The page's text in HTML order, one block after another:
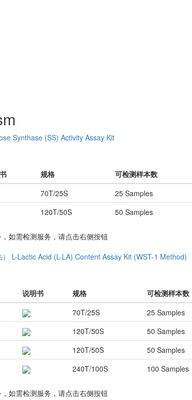
Synthase (SS) Activity Assay Kit
规格 可检测样本数
70T/25S 25 Samples
120T/50S 50 Samples
如需检测服务，请点击右侧按钮
L-Lactic Acid (L-LA) Content Assay Kit (WST-1 Method)
说明书 规格 可检测样本数
70T/25S 25 Samples
120T/50S 50 Samples
120T/50S 50 Samples
240T/100S 100 Samples
如需检测服务，请点击右侧按钮